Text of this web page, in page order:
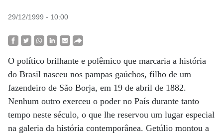
29/12/1999 - 10:00
O político brilhante e polêmico que marcaria a história
do Brasil nasceu nos pampas gaúchos, filho de um
fazendeiro de São Borja, em 19 de abril de 1882.
Nenhum outro exerceu o poder no País durante tanto
tempo neste século, o que lhe reservou um lugar especial
na galeria da história contemporânea. Getúlio montou a